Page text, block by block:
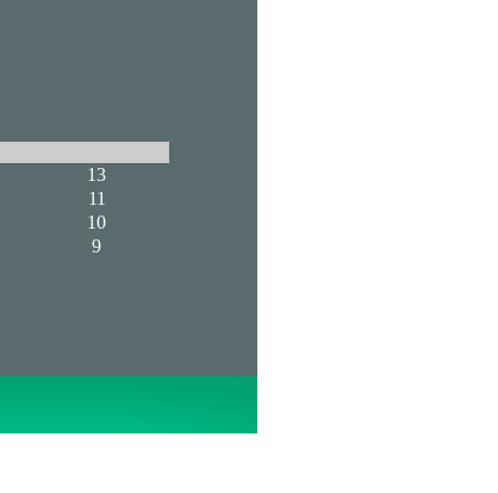
13
11
10
9